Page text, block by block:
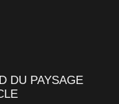
DU PAYSAGE